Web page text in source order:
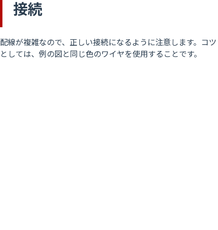
接続
配線が複雑なので、正しい接続になるように注意します。コツ
としては、例の図と同じ色のワイヤを使用することです。